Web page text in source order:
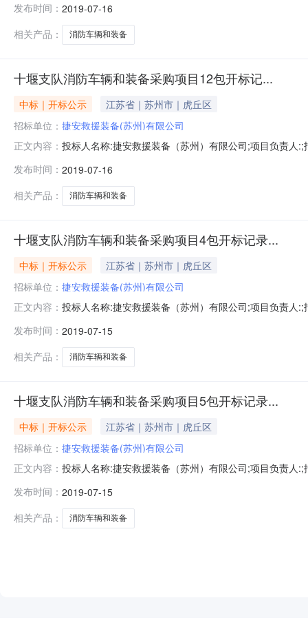
历天;质量要求:;保证金金额:0.00元,投标文件递交时间:未
发布时间： 2019-07-16
相关产品：
消防车辆和装备
十堰支队消防车辆和装备采购项目12包开标记...
中标｜开标公示
江苏省｜苏州市｜虎丘区
招标单位： 捷安救援装备(苏州)有限公司
正文内容： 投标人名称:捷安救援装备（苏州）有限公司;项目负责人
历天;质量要求:;保证金金额:0.00元,投标文件递交时间:未
发布时间： 2019-07-16
相关产品：
消防车辆和装备
十堰支队消防车辆和装备采购项目4包开标记录...
中标｜开标公示
江苏省｜苏州市｜虎丘区
招标单位： 捷安救援装备(苏州)有限公司
正文内容： 投标人名称:捷安救援装备（苏州）有限公司;项目负责人
历天;质量要求:;保证金金额:0.00元,投标文件递交时间:未
发布时间： 2019-07-15
相关产品：
消防车辆和装备
十堰支队消防车辆和装备采购项目5包开标记录...
中标｜开标公示
江苏省｜苏州市｜虎丘区
招标单位： 捷安救援装备(苏州)有限公司
正文内容： 投标人名称:捷安救援装备（苏州）有限公司;项目负责人
历天;质量要求:;保证金金额:0.00元,投标文件递交时间:未
发布时间： 2019-07-15
相关产品：
消防车辆和装备